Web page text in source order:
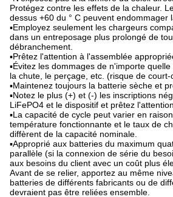
Protégez contre les effets de la chaleur.
dessus +60 du ° C peuvent endommager
▪Employez seulement les chargeurs
dans un entreposage plus prolongé de
débranchement.
▪Prêtez l'attention à l'assemblée
▪Évitez les dommages de n'importe
la chute, le perçage, etc. (risque de court-
▪Maintenez toujours la batterie sèche et
▪Notez le plus (+) et (-) les inscriptions
LiFePO4 et le dispositif et prêtez
▪La capacité de cycle peut varier en
température fonctionnante et le taux de
diffèrent de la capacité nominale.
▪Approprié aux batteries du maximum
parallèle (si la connexion de série du
aux besoins du client avec un coût plus
Avant de se relier, apportez au même
batteries de différents fabricants ou de
devraient pas être reliées ensemble.